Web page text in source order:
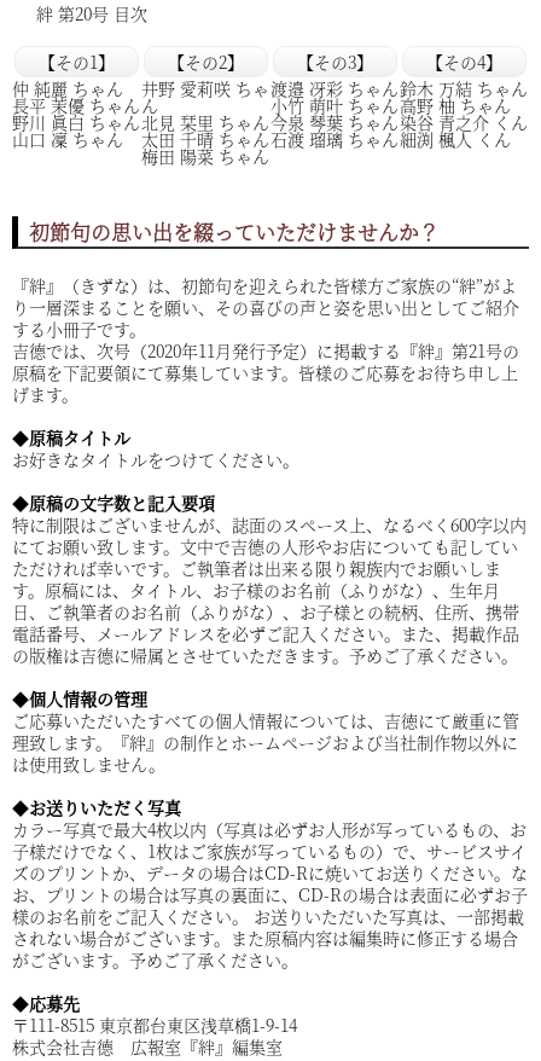
絆 第20号 目次
【その1】
仲 純麗 ちゃん
長平 茉優 ちゃん
野川 眞白 ちゃん
山口 凜 ちゃん
【その2】
井野 愛莉咲 ちゃ
ん
北見 栞里 ちゃん
太田 千晴 ちゃん
梅田 陽菜 ちゃん
【その3】
渡邉 冴彩 ちゃん
小竹 萌叶 ちゃん
今泉 琴葉 ちゃん
石渡 瑠璃 ちゃん
【その4】
鈴木 万結 ちゃん
高野 柚 ちゃん
染谷 青之介 くん
細渕 楓人 くん
初節句の思い出を綴っていただけませんか？
『絆』（きずな）は、初節句を迎えられた皆様方ご家族の“絆”がよ
り一層深まることを願い、その喜びの声と姿を思い出としてご紹介
する小冊子です。
吉德では、次号（2020年11月発行予定）に掲載する『絆』第21号の
原稿を下記要領にて募集しています。皆様のご応募をお待ち申し上
げます。
◆原稿タイトル
お好きなタイトルをつけてください。
◆原稿の文字数と記入要項
特に制限はございませんが、誌面のスペース上、なるべく600字以内
にてお願い致します。文中で吉德の人形やお店についても記してい
ただければ幸いです。ご執筆者は出来る限り親族内でお願いしま
す。原稿には、タイトル、お子様のお名前（ふりがな）、生年月
日、ご執筆者のお名前（ふりがな）、お子様との続柄、住所、携帯
電話番号、メールアドレスを必ずご記入ください。また、掲載作品
の版権は吉德に帰属とさせていただきます。予めご了承ください。
◆個人情報の管理
ご応募いただいたすべての個人情報については、吉徳にて厳重に管
理致します。『絆』の制作とホームページおよび当社制作物以外に
は使用致しません。
◆お送りいただく写真
カラー写真で最大4枚以内（写真は必ずお人形が写っているもの、お
子様だけでなく、1枚はご家族が写っているもの）で、サービスサイ
ズのプリントか、データの場合はCD-Rに焼いてお送りください。な
お、プリントの場合は写真の裏面に、CD-Rの場合は表面に必ずお子
様のお名前をご記入ください。 お送りいただいた写真は、一部掲載
されない場合がございます。また原稿内容は編集時に修正する場合
がございます。予めご了承ください。
◆応募先
〒111-8515 東京都台東区浅草橋1-9-14
株式会社吉德 広報室『絆』編集室